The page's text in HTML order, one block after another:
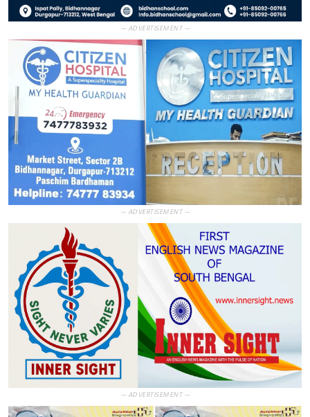
— ADVERTISEMENT —
— ADVERTISEMENT —
— ADVERTISEMENT —